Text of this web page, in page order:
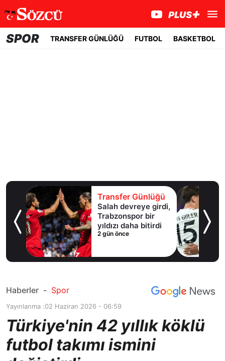
SPOR TRANSFER GÜNLÜĞÜ FUTBOL BASKETBOL
Transfer Günlüğü
Salah devreye girdi,
Trabzonspor bir
yıldızı daha bitirdi
2 gün önce
Haberler - Spor
Yayınlanma :02 Haziran 2026 - 06:59
Türkiye'nin 42 yıllık köklü
futbol takımı ismini